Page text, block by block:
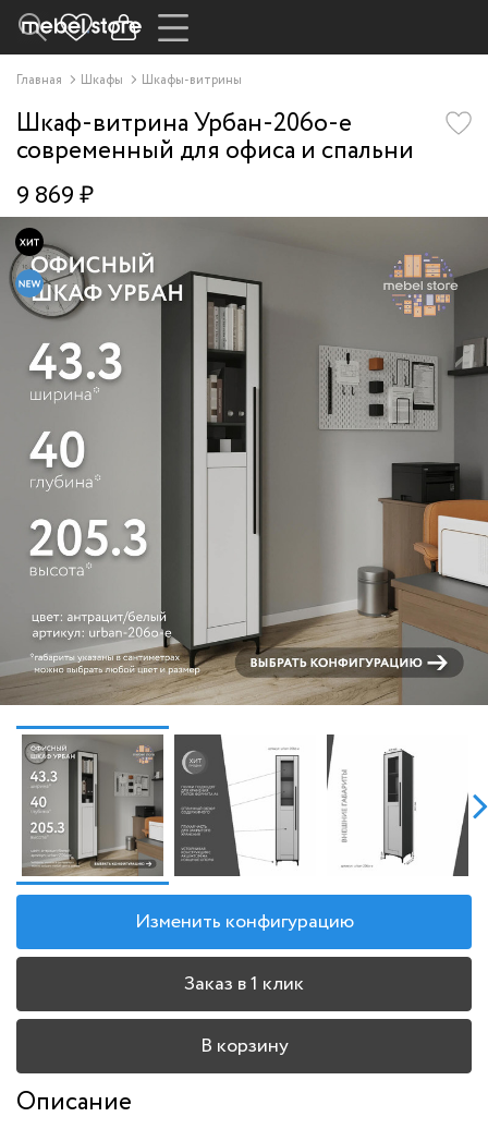
Главная Шкафы Шкафы-витрины
Шкаф-витрина Урбан-206o-e
современный для офиса и спальни
9 869 ₽
Изменить конфигурацию
Заказ в 1 клик
В корзину
Описание